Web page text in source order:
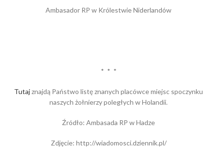
Ambasador RP w Królestwie Niderlandów
* * *
Tutajznajdą Państwo listę znanych placówce miejsc spoczynku
naszych żołnierzy poległych w Holandii.
Źródło: Ambasada RP w Hadze
Zdjęcie: http://wiadomosci.dziennik.pl/